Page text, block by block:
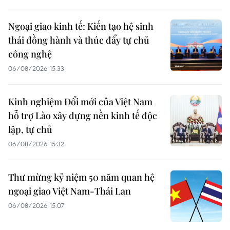
Ngoại giao kinh tế: Kiến tạo hệ sinh
thái đồng hành và thúc đẩy tự chủ
công nghệ
06/08/2026 15:33
Kinh nghiệm Đổi mới của Việt Nam
hỗ trợ Lào xây dựng nền kinh tế độc
lập, tự chủ
06/08/2026 15:32
Thư mừng kỷ niệm 50 năm quan hệ
ngoại giao Việt Nam-Thái Lan
06/08/2026 15:07